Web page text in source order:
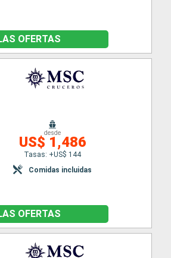
OFERTAS
desde
US$ 1,486
Tasas: +US$ 144
Comidas incluidas
OFERTAS